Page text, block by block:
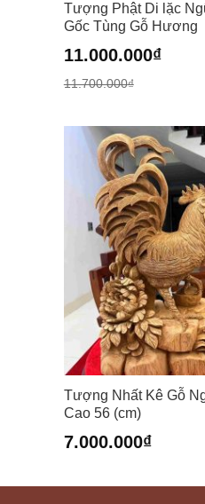
Tượng Phật Di lặc
Gốc Tùng Gỗ Hương
11.700.000₫
Giá
gốc
là:
11.700.000₫.
11.000.000₫
Giá
hiện
tại
là:
Tượng Nhất Kê Gỗ
Cao 56 (cm)
7.000.000₫